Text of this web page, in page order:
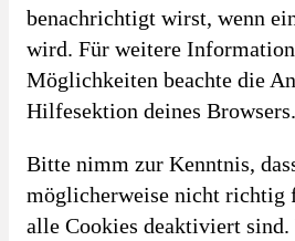
benachrichtigt wirst, wenn
wird. Für weitere
Möglichkeiten beachte die
Hilfesektion deines Browsers.
Bitte nimm zur Kenntnis,
möglicherweise nicht richtig
alle Cookies deaktiviert sind.